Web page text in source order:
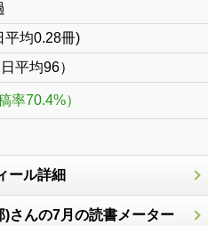
平均0.28冊)
平均96）
率70.4%）
ール詳細
さんの7月の読書メーター